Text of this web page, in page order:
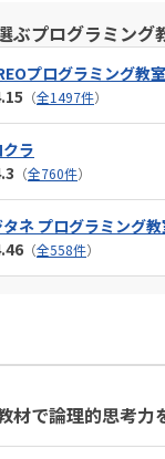
ぶプログラミング
プログラミング教室
（全1497件）
ラ
（全760件）
ネ プログラミング
（全558件）
で論理的思考力